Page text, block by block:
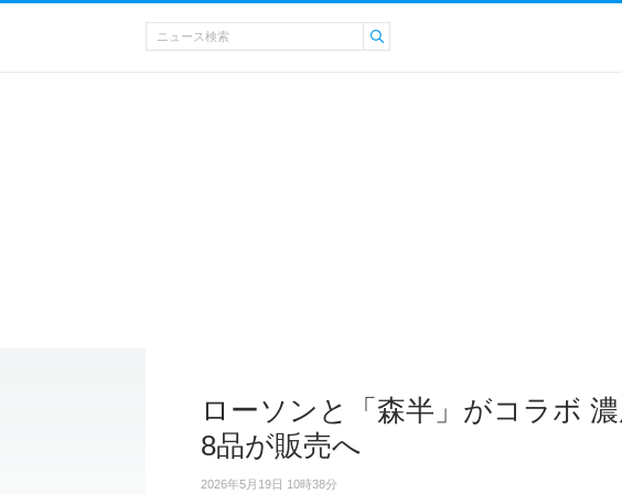
ローソンと「森半」がコラボ
8品が販売へ
2026年5月19日 10時38分